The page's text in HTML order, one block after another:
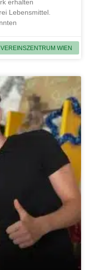
VEREINSZENTRUM WIEN
erhalten
Lebensmittel.